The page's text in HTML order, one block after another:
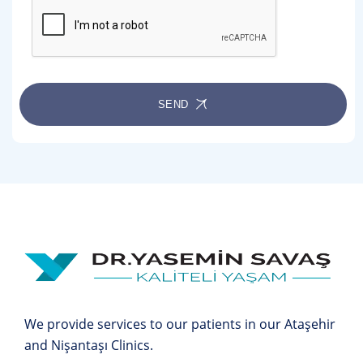
SEND
We provide services to our patients in our Ataşehir
and Nişantaşı Clinics.